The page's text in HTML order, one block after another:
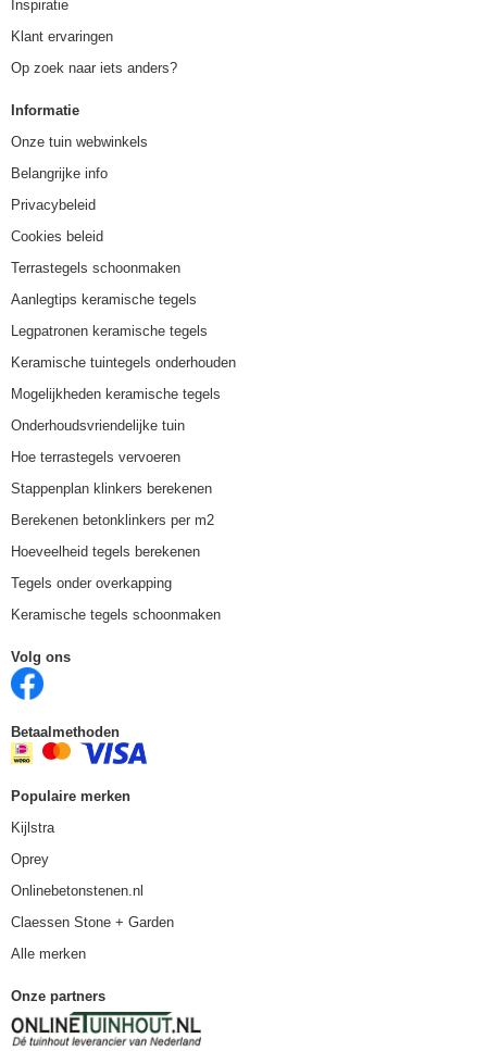
Inspiratie
Klant ervaringen
Op zoek naar iets anders?
Informatie
Onze tuin webwinkels
Belangrijke info
Privacybeleid
Cookies beleid
Terrastegels schoonmaken
Aanlegtips keramische tegels
Legpatronen keramische tegels
Keramische tuintegels onderhouden
Mogelijkheden keramische tegels
Onderhoudsvriendelijke tuin
Hoe terrastegels vervoeren
Stappenplan klinkers berekenen
Berekenen betonklinkers per m2
Hoeveelheid tegels berekenen
Tegels onder overkapping
Keramische tegels schoonmaken
Volg ons
Betaalmethoden
Populaire merken
Kijlstra
Oprey
Onlinebetonstenen.nl
Claessen Stone + Garden
Alle merken
Onze partners